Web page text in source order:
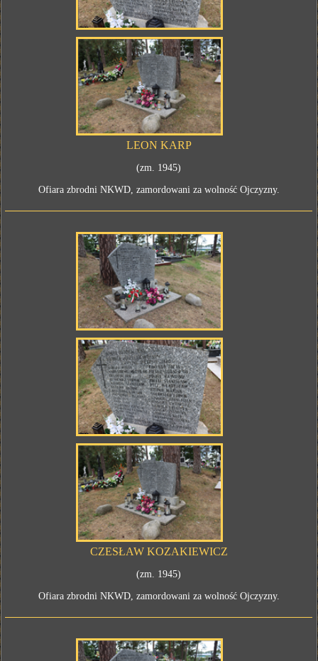
LEON KARP
(zm. 1945)
Ofiara zbrodni NKWD, zamordowani za wolność Ojczyzny.
CZESŁAW KOZAKIEWICZ
(zm. 1945)
Ofiara zbrodni NKWD, zamordowani za wolność Ojczyzny.